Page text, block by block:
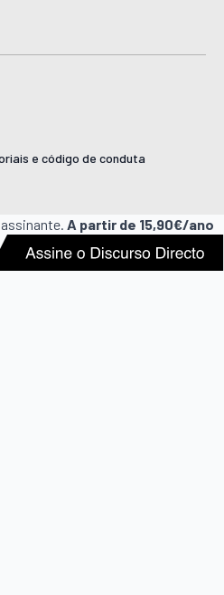
e código de conduta
A partir de 15,90€/ano